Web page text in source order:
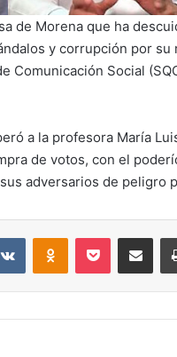
de Morena que ha
y corrupción por
Comunicación Social
a la profesora María
de votos, con el
adversarios de peligro
VKontakteOdnoklassniki
Pocket Compartir